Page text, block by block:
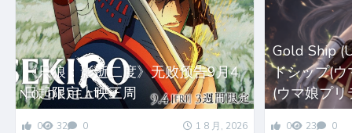
《只狼：影逝二度》无败预告9月4
日起限定上映三周
0 32 0 1 8 月, 2026
Gold Ship
ドシップ(
(ウマ娘プ
0 23 0